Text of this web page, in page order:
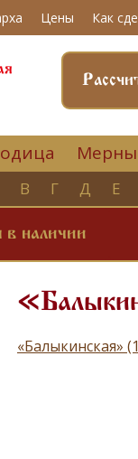
Цены Как
В Г Д Е
в наличии
«Балыкинская»